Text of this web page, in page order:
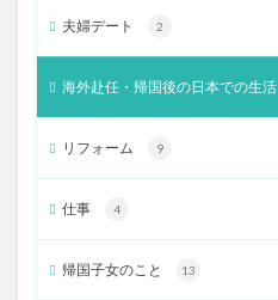
夫婦デート 2
海外赴任・帰国後の日本での生活
リフォーム 9
仕事 4
帰国子女のこと 13